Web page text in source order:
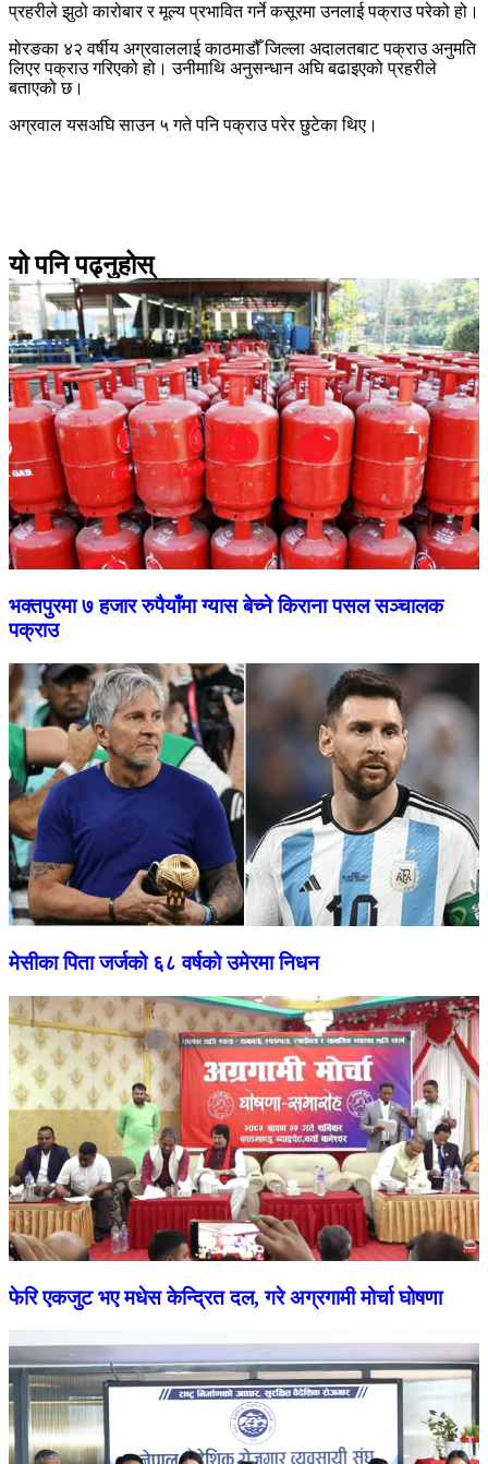
प्रहरीले झुठो कारोबार र मूल्य प्रभावित गर्ने कसूरमा उनलाई पक्राउ परेको हो।
मोरङका ४२ वर्षीय अग्रवाललाई काठमाडौँ जिल्ला अदालतबाट पक्राउ अनुमति
लिएर पक्राउ गरिएको हो। उनीमाथि अनुसन्धान अघि बढाइएको प्रहरीले
बताएको छ।
अग्रवाल यसअघि साउन ५ गते पनि पक्राउ परेर छुटेका थिए।
यो पनि पढ्नुहोस्
भक्तपुरमा ७ हजार रुपैयाँमा ग्यास बेच्ने किराना पसल सञ्चालक
पक्राउ
मेसीका पिता जर्जको ६८ वर्षको उमेरमा निधन
फेरि एकजुट भए मधेस केन्द्रित दल, गरे अग्रगामी मोर्चा घोषणा